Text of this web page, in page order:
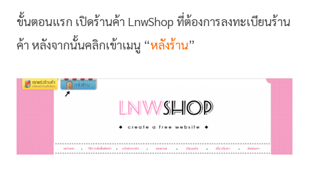
ขั้นตอนแรก เปิดร้านค้า LnwShop ที่ต้องการลงทะเบียนร้าน
ค้า หลังจากนั้นคลิกเข้าเมนู “หลังร้าน”